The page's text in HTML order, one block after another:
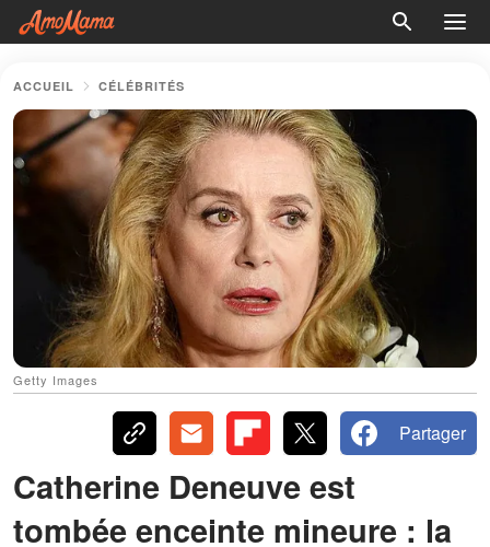
ACCUEIL CÉLÉBRITÉS
Getty Images
Partager
Catherine Deneuve est
tombée enceinte mineure : la